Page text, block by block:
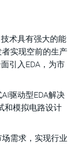
术具有强大的能
实现空前的生产
引入EDA，为市
驱动型EDA解决
和模拟电路设计
需求，实现行业